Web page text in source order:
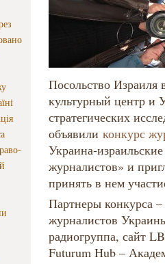
Посольство Израиля
культурный центр и
стратегических
объявили конкурс
Украина-
журналистов» и
принять в нем
Партнеры конкурса
журналистов
радиогруппа, сайт
Futurum Hub –